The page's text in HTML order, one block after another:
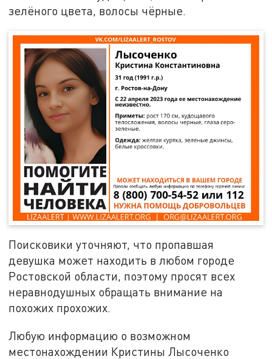
зелёного цвета, волосы чёрные.
Поисковики уточняют, что пропавшая
девушка может находить в любом городе
Ростовской области, поэтому просят всех
неравнодушных обращать внимание на
похожих прохожих.
Любую информацию о возможном
местонахождении Кристины Лысоченко